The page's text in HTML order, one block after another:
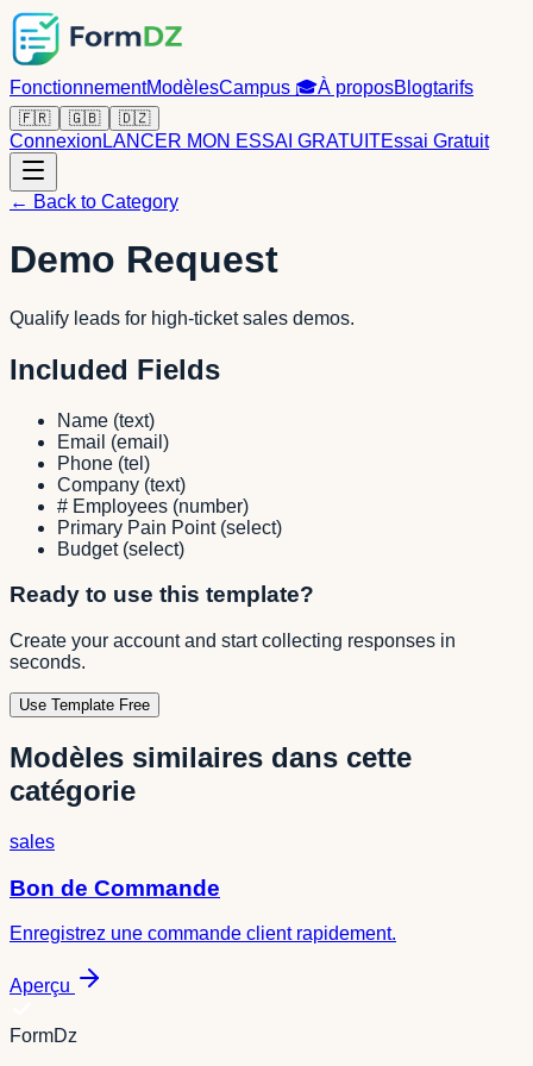
FonctionnementModèlesCampus 🎓À proposBlogtarifs
🇫🇷 🇬🇧 🇩🇿
Connexion LANCER MON ESSAI GRATUITEssai Gratuit
← Back to Category
Demo Request
Qualify leads for high-ticket sales demos.
Included Fields
Name (text)
Email (email )
Phone (tel )
Company (text)
# Employees (number)
Primary Pain Point (select)
Budget (select)
Ready to use this template?
Create your account and start collecting responses in
seconds.
Use Template Free
Modèles similaires dans cette
catégorie
sales
Bon de Commande
Enregistrez une commande client rapidement.
Aperçu
FormDz